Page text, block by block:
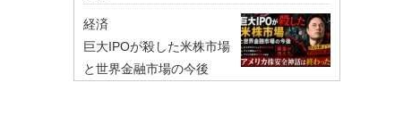
経済
巨大IPOが殺した米株市場
と世界金融市場の今後